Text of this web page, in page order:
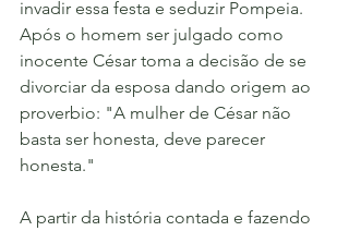
invadir essa festa e seduzir Pompeia.
Após o homem ser julgado como
inocente César toma a decisão de se
divorciar da esposa dando origem ao
proverbio: "A mulher de César não
basta ser honesta, deve parecer
honesta."
A partir da história contada e fazendo